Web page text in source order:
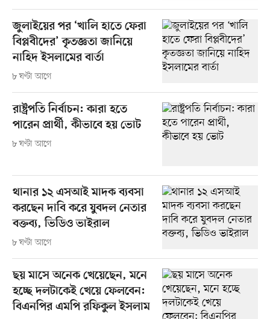
জুলাইয়ের পর ‘খালি হাতে ফেরা
বিপ্লবীদের’ কৃতজ্ঞতা জানিয়ে
নাহিদ ইসলামের বার্তা
৮ ঘণ্টা আগে
রাষ্ট্রপতি নির্বাচন: কারা হতে
পারেন প্রার্থী, কীভাবে হয় ভোট
৮ ঘণ্টা আগে
থানার ১২ এসআই মাদক ব্যবসা
করছেন দাবি করে যুবদল নেতার
বক্তব্য, ভিডিও ভাইরাল
৮ ঘণ্টা আগে
ছয় মাসে অনেক খেয়েছেন, মনে
হচ্ছে দলটাকেই খেয়ে ফেলবেন:
বিএনপির এমপি রফিকুল ইসলাম